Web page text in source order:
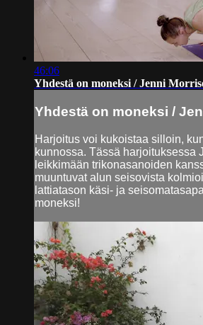
46:06
Yhdestä on moneksi / Jenni
Yhdestä on moneksi /
Harjoitus voi kukoistaa silloin,
kunnossa. Tässä harjoituksessa
leikkimään trikonasanoiden
muuntuvat alun seisovista
lattiatason käsi- ja
moneksi!